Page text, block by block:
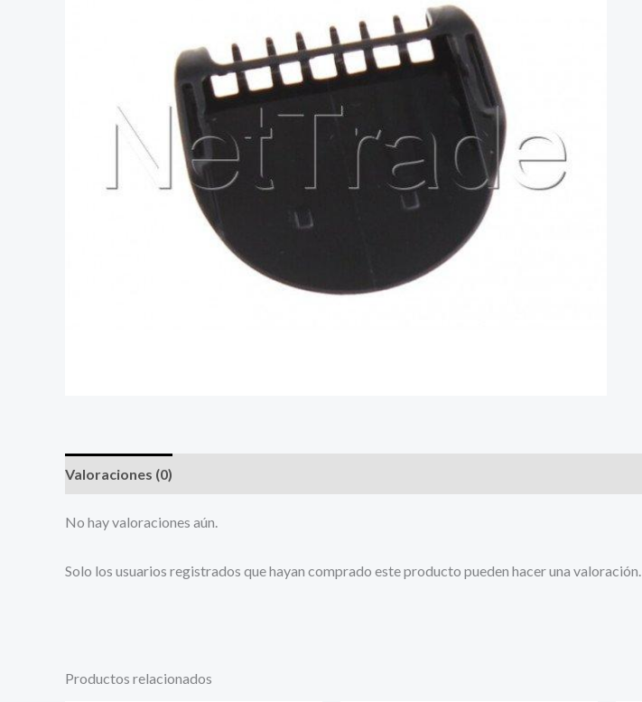
Valoraciones (0)
No hay valoraciones aún.
Solo los usuarios registrados que hayan comprado este producto pueden hacer una valoración.
Productos relacionados